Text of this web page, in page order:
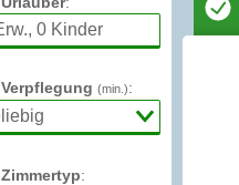
Verpflegung (min.):
Zimmertyp: